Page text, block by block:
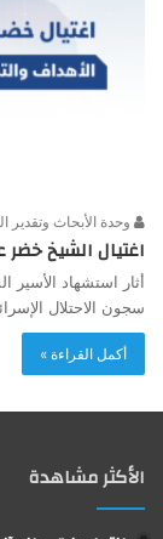
وحدة الأبحاث وتقدير
اغتيال الشيخ خضر
سجون الاحتلال
أكمل القراءة »
الأكثر مشاهدة